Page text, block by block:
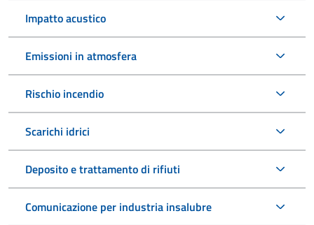
Impatto acustico
Emissioni in atmosfera
Rischio incendio
Scarichi idrici
Deposito e trattamento di rifiuti
Comunicazione per industria insalubre